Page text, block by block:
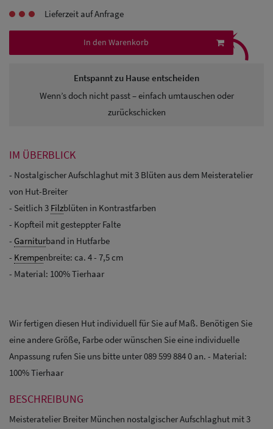
Herren
Sonnenschilder
Snapback Caps
Lieferzeit auf Anfrage
In den Warenkorb
Entspannt zu Hause entscheiden
Wenn’s doch nicht passt – einfach umtauschen oder
zurückschicken
⤹
IM ÜBERBLICK
- Nostalgischer Aufschlaghut mit 3 Blüten aus dem Meisteratelier
von Hut-Breiter
- Seitlich 3 Filzblüten in Kontrastfarben
- Kopfteil mit gesteppter Falte
- Garniturband in Hutfarbe
- Krempenbreite: ca. 4 - 7,5 cm
- Material: 100% Tierhaar
Wir fertigen diesen Hut individuell für Sie auf Maß. Benötigen Sie
eine andere Größe, Farbe oder wünschen Sie eine individuelle
Anpassung rufen Sie uns bitte unter 089 599 884 0 an. - Material:
100% Tierhaar
BESCHREIBUNG
Meisteratelier Breiter München nostalgischer Aufschlaghut mit 3